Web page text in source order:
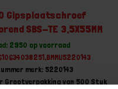
Gipsplaatschroef
SBS-TE 3,5X55MM
2950 op voorraad
merk: 5220143
Grootverpakking van 500 Stuk